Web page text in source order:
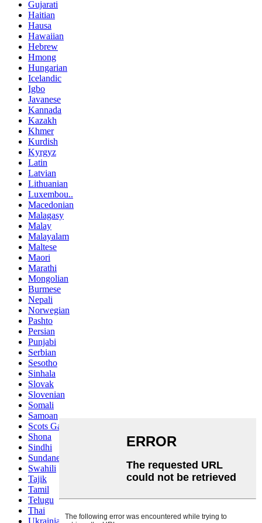
Gujarati
Haitian
Hausa
Hawaiian
Hebrew
Hmong
Hungarian
Icelandic
Igbo
Javanese
Kannada
Kazakh
Khmer
Kurdish
Kyrgyz
Latin
Latvian
Lithuanian
Luxembou..
Macedonian
Malagasy
Malay
Malayalam
Maltese
Maori
Marathi
Mongolian
Burmese
Nepali
Norwegian
Pashto
Persian
Punjabi
Serbian
Sesotho
Sinhala
Slovak
Slovenian
Somali
Samoan
Scots Gaelic
Shona
Sindhi
Sundanese
Swahili
Tajik
Tamil
Telugu
Thai
Ukrainian